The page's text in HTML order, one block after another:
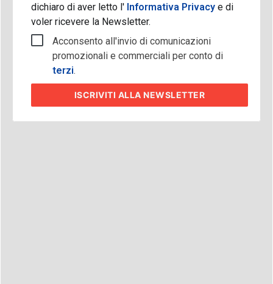
dichiaro di aver letto l'Informativa Privacy e di
voler ricevere la Newsletter.
Acconsento all'invio di comunicazioni
promozionali e commerciali per conto di
terzi.
ISCRIVITI ALLA NEWSLETTER